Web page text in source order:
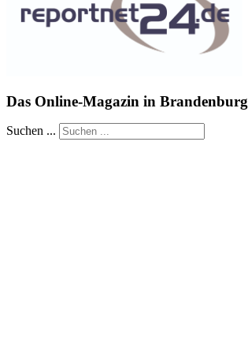
Das Online-Magazin in Brandenburg
Suchen ...